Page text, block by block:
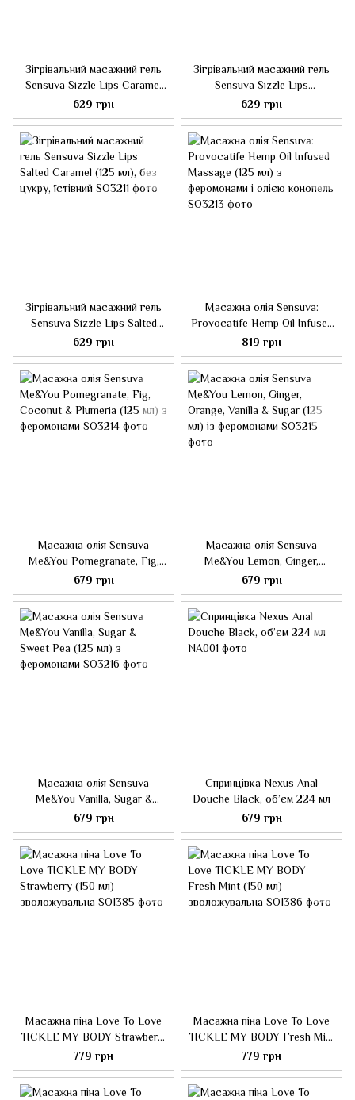
Зігрівальний масажний гель
Sensuva Sizzle Lips Caramel
Apple (125 мл), без цукру,
їстівний
629 грн
Зігрівальний масажний гель
Sensuva Sizzle Lips
Strawberry (125 мл), без
цукру, їстівний
629 грн
Зігрівальний масажний гель
Sensuva Sizzle Lips Salted
Caramel (125 мл), без цукру,
їстівний
629 грн
Масажна олія Sensuva:
Provocatife Hemp Oil Infused
Massage (125 мл) з
феромонами і олією конопель
819 грн
Масажна олія Sensuva
Me&You Pomegranate, Fig,
Coconut & Plumeria (125 мл) з
феромонами
679 грн
Масажна олія Sensuva
Me&You Lemon, Ginger,
Orange, Vanilla & Sugar (125
мл) із феромонами
679 грн
Масажна олія Sensuva
Me&You Vanilla, Sugar &
Sweet Pea (125 мл) з
феромонами
679 грн
Спринцівка Nexus Anal
Douche Black, об’єм 224 мл
679 грн
Масажна піна Love To Love
TICKLE MY BODY Strawberry
(150 мл) зволожувальна
779 грн
Масажна піна Love To Love
TICKLE MY BODY Fresh Mint
(150 мл) зволожувальна
779 грн